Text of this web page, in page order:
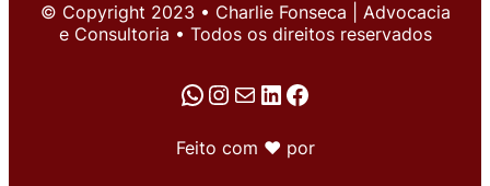
© Copyright 2023 • Charlie Fonseca | Advocacia
e Consultoria • Todos os direitos reservados
WhatsApp
Instagram
E-mailLinkedIn
Facebook
Feito com ♥ por